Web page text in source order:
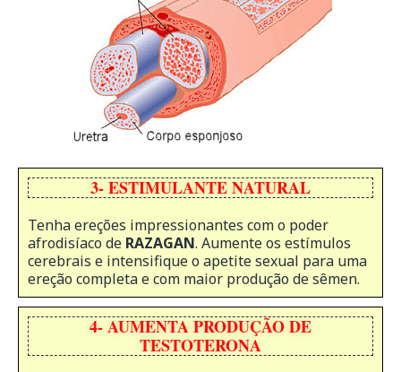
3- ESTIMULANTE NATURAL
Tenha ereções impressionantes com o poder
afrodisíaco de RAZAGAN. Aumente os estímulos
cerebrais e intensifique o apetite sexual para uma
ereção completa e com maior produção de sêmen.
4- AUMENTA PRODUÇÃO DE
TESTOTERONA